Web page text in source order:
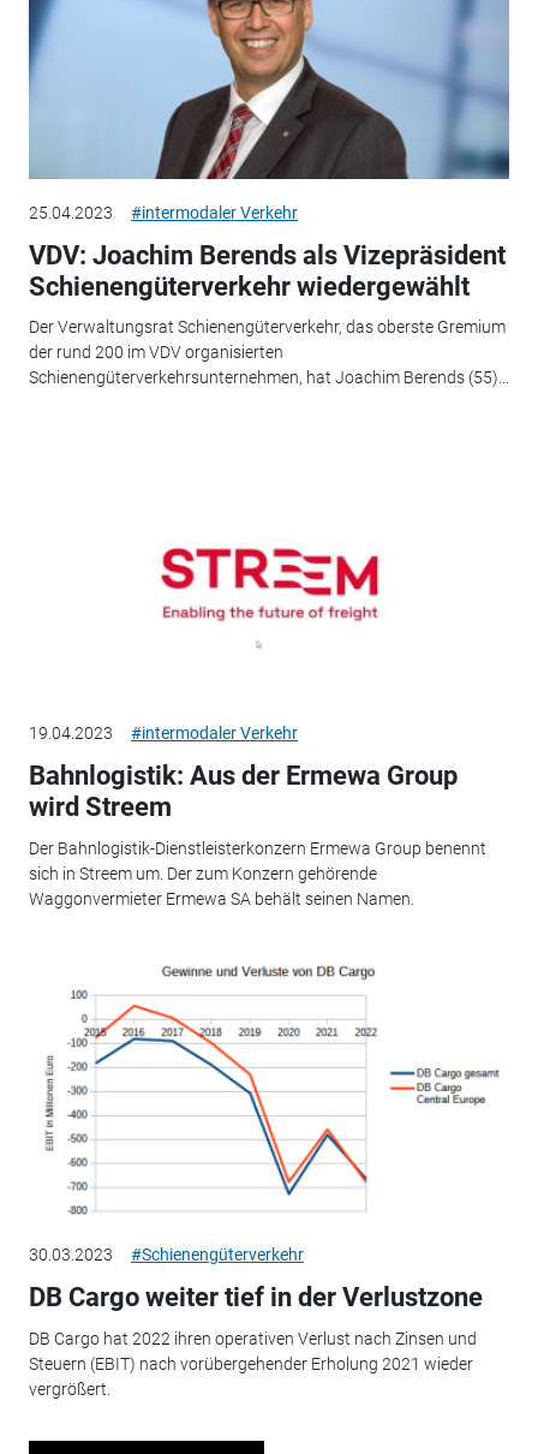
25.04.2023 #intermodaler Verkehr
VDV: Joachim Berends als Vizepräsident
Schienengüterverkehr wiedergewählt
Der Verwaltungsrat Schienengüterverkehr, das oberste Gremium
der rund 200 im VDV organisierten
Schienengüterverkehrsunternehmen, hat Joachim Berends (55)...
19.04.2023 #intermodaler Verkehr
Bahnlogistik: Aus der Ermewa Group
wird Streem
Der Bahnlogistik-Dienstleisterkonzern Ermewa Group benennt
sich in Streem um. Der zum Konzern gehörende
Waggonvermieter Ermewa SA behält seinen Namen.
30.03.2023 #Schienengüterverkehr
DB Cargo weiter tief in der Verlustzone
DB Cargo hat 2022 ihren operativen Verlust nach Zinsen und
Steuern (EBIT) nach vorübergehender Erholung 2021 wieder
vergrößert.